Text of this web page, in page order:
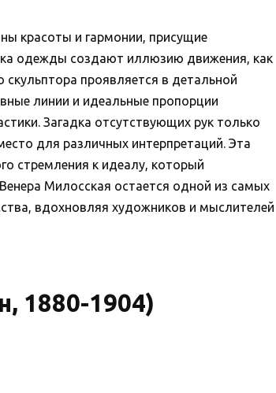
красоты и гармонии, присущие
одежды создают иллюзию движения, как
проявляется в детальной
линии и идеальные пропорции
Загадка отсутствующих рук только
для различных интерпретаций. Эта
стремления к идеалу, который
Милосская остается одной из самых
вдохновляя художников и мыслителей
1880-1904)